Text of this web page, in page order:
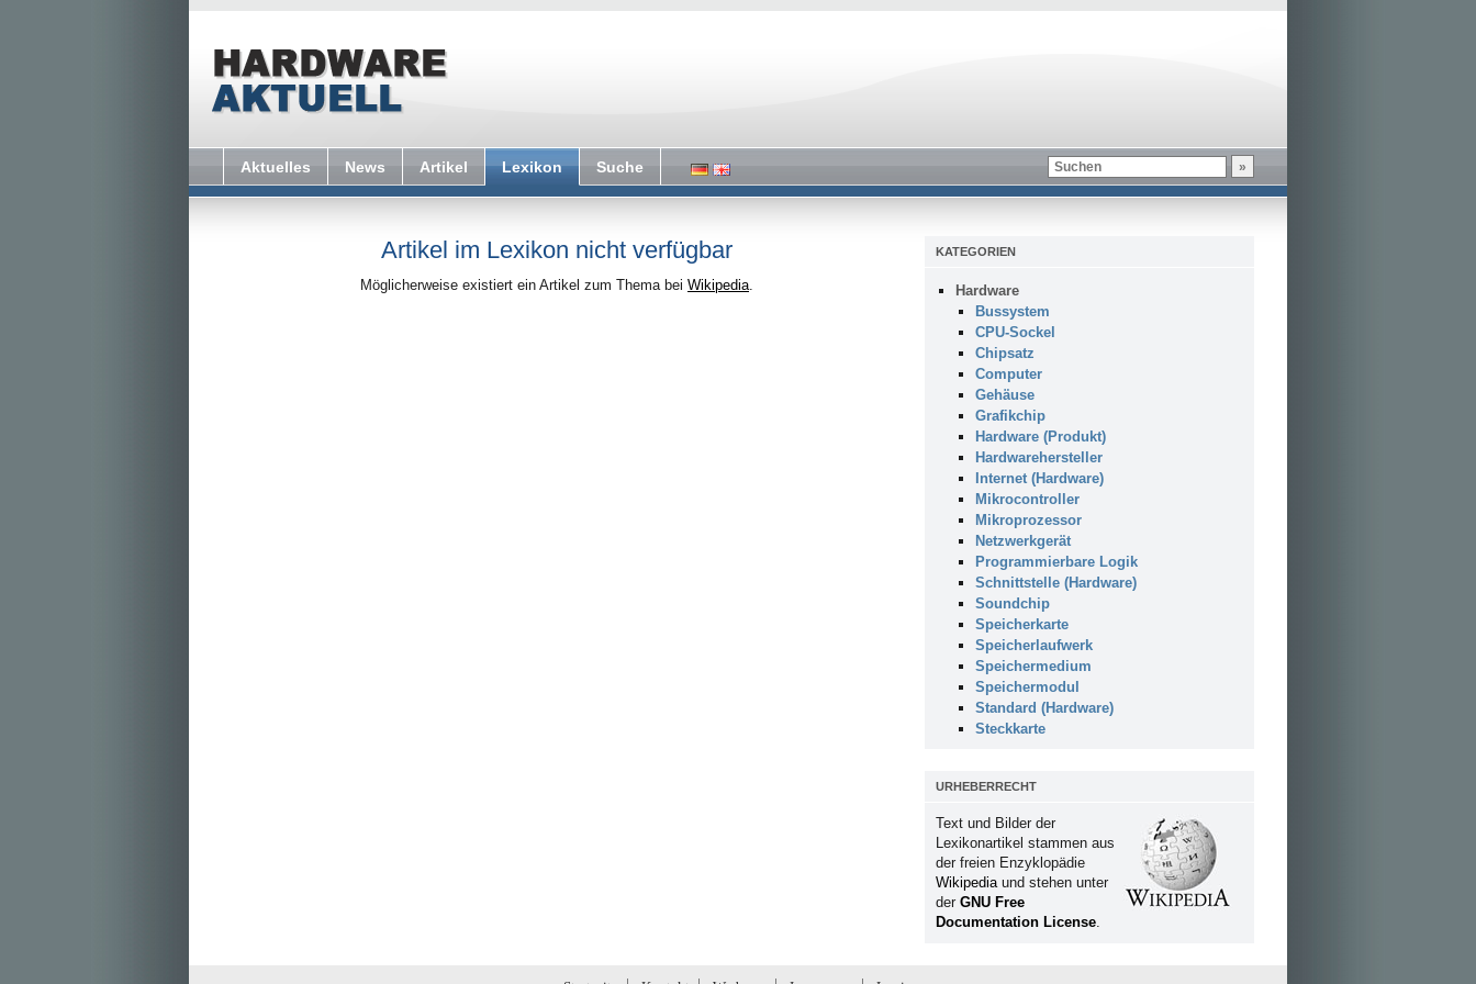
Aktuelles News Artikel Lexikon Suche
Artikel im Lexikon nicht verfügbar
Möglicherweise existiert ein Artikel zum Thema bei Wikipedia.
KATEGORIEN
Hardware
Bussystem
CPU-Sockel
Chipsatz
Computer
Gehäuse
Grafikchip
Hardware (Produkt)
Hardwarehersteller
Internet (Hardware)
Mikrocontroller
Mikroprozessor
Netzwerkgerät
Programmierbare Logik
Schnittstelle (Hardware)
Soundchip
Speicherkarte
Speicherlaufwerk
Speichermedium
Speichermodul
Standard (Hardware)
Steckkarte
URHEBERRECHT
Text und Bilder der
Lexikonartikel stammen aus
der freien Enzyklopädie
Wikipediaund stehen unter
der GNU Free
Documentation License.